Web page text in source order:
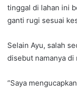
tinggal di lahan ini
ganti rugi sesuai
Selain Ayu, salah
disebut namanya di
“Saya